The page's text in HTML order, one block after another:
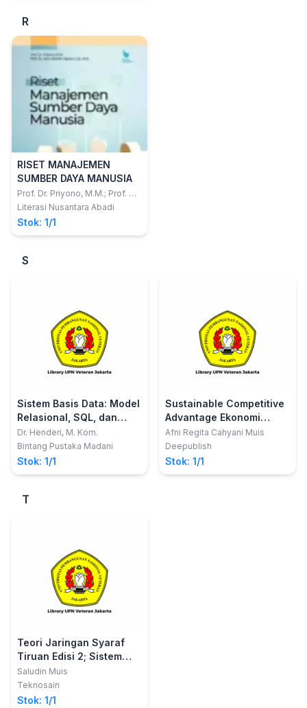
R
RISET MANAJEMEN
SUMBER DAYA MANUSIA
Prof. Dr. Priyono, M.M.; Prof. Dr.
Abd. Wahab Hasyim, S.E., M.Si.
Literasi Nusantara Abadi
Stok: 1/1
S
Sistem Basis Data: Model
Relasional, SQL, dan
Object Oriented
Database
Dr. Henderi, M. Kom.
Bintang Pustaka Madani
Stok: 1/1
Sustainable Competitive
Advantage Ekonomi
Kreatif Indonesia Dalam
Dinamika Perdagangan
Internasional
Afni Regita Cahyani Muis
Deepublish
Stok: 1/1
T
Teori Jaringan Syaraf
Tiruan Edisi 2; Sistem
Kecerdasan Tiruan
dengan Kemampuan
Belajar dan Adaptasi
Saludin Muis
Teknosain
Stok: 1/1